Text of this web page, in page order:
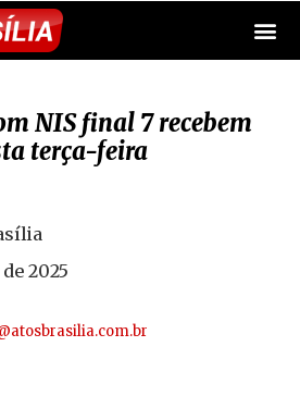
NIS final 7 recebem
terça-feira
2025